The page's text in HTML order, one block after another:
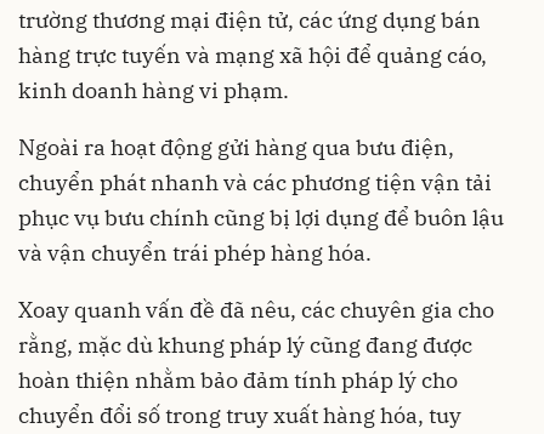
trường thương mại điện tử, các ứng dụng bán
hàng trực tuyến và mạng xã hội để quảng cáo,
kinh doanh hàng vi phạm.
Ngoài ra hoạt động gửi hàng qua bưu điện,
chuyển phát nhanh và các phương tiện vận tải
phục vụ bưu chính cũng bị lợi dụng để buôn lậu
và vận chuyển trái phép hàng hóa.
Xoay quanh vấn đề đã nêu, các chuyên gia cho
rằng, mặc dù khung pháp lý cũng đang được
hoàn thiện nhằm bảo đảm tính pháp lý cho
chuyển đổi số trong truy xuất hàng hóa, tuy